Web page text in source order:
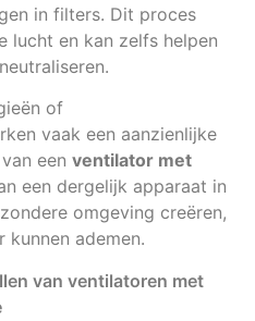
in filters. Dit proces
lucht en kan zelfs helpen
of
vaak een aanzienlijke
een ventilator met
een dergelijk apparaat in
omgeving creëren,
ademen.
van ventilatoren met